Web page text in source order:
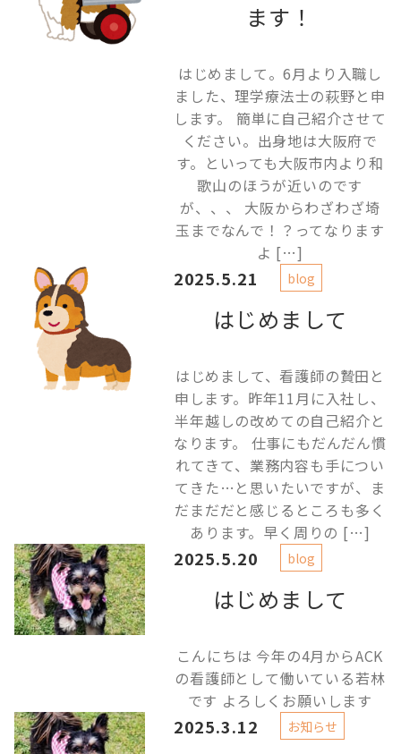
ます！
はじめまして。6月より入職し
ました、理学療法士の萩野と申
します。 簡単に自己紹介させて
ください。出身地は大阪府で
す。といっても大阪市内より和
歌山のほうが近いのです
が、、、 大阪からわざわざ埼
玉までなんで！？ってなります
よ […]
はじめまして
2025.5.21 blog
はじめまして、看護師の贄田と
申します。昨年11月に入社し、
半年越しの改めての自己紹介と
なります。 仕事にもだんだん慣
れてきて、業務内容も手につい
てきた…と思いたいですが、ま
だまだだと感じるところも多く
あります。早く周りの […]
はじめまして
2025.5.20 blog
こんにちは 今年の4月からACK
の看護師として働いている若林
です よろしくお願いします
2025.3.12 お知らせ